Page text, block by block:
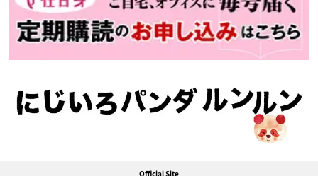
Official Site